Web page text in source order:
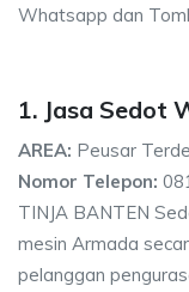
Whatsapp dan
1. Jasa Sedot
AREA: Peusar
Nomor Telepon:
TINJA BANTEN
mesin Armada
pelanggan